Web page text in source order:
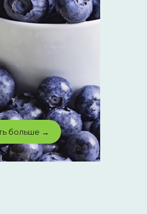
больше →